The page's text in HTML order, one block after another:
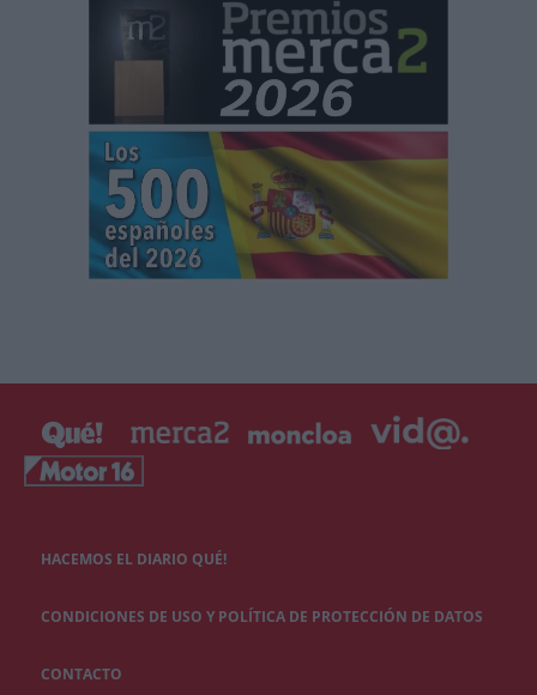
HACEMOS EL DIARIO QUÉ!
CONDICIONES DE USO Y POLÍTICA DE PROTECCIÓN DE DATOS
CONTACTO